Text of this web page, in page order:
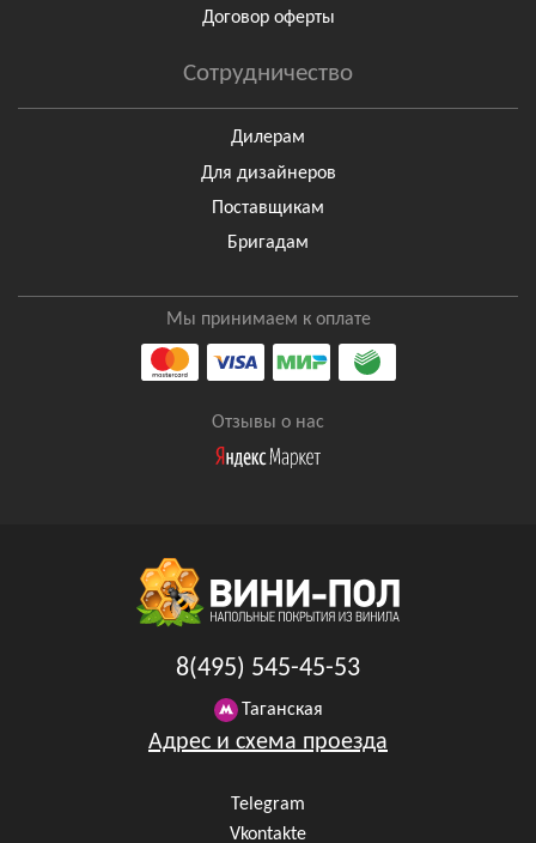
Договор оферты
Сотрудничество
Дилерам
Для дизайнеров
Поставщикам
Бригадам
Мы принимаем к оплате
Отзывы о нас
8(495) 545-45-53
Таганская
Адрес и схема проезда
Telegram
Vkontakte